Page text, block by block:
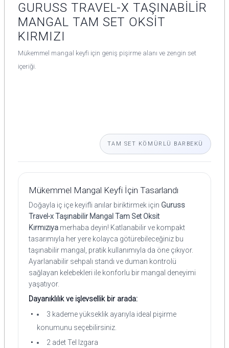
GURUSS TRAVEL-X TAŞINABİLİR
MANGAL TAM SET OKSİT
KIRMIZI
Mükemmel mangal keyfi için geniş pişirme alanı ve zengin set
içeriği.
TAM SET KÖMÜRLÜ BARBEKÜ
Mükemmel Mangal Keyfi İçin Tasarlandı
Doğayla iç içe keyifli anılar biriktirmek için Guruss
Travel-x Taşınabilir Mangal Tam Set Oksit
Kırmızıya merhaba deyin! Katlanabilir ve kompakt
tasarımıyla her yere kolayca götürebileceğiniz bu
taşınabilir mangal, pratik kullanımıyla da öne çıkıyor.
Ayarlanabilir sehpalı standı ve duman kontrolü
sağlayan kelebekleri ile konforlu bir mangal deneyimi
yaşatıyor.
Dayanıklılık ve işlevsellik bir arada:
3 kademe yükseklik ayarıyla ideal pişirme
konumunu seçebilirsiniz.
2 adet Tel Izgara